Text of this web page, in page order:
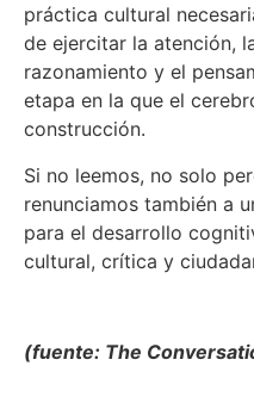
práctica cultural
de ejercitar la atención,
razonamiento y el
etapa en la que el
construcción.
Si no leemos, no solo
renunciamos también a
para el desarrollo
cultural, crítica y
(fuente: The